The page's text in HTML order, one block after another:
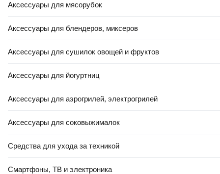
Аксессуары для мясорубок
Аксессуары для блендеров, миксеров
Аксессуары для сушилок овощей и фруктов
Аксессуары для йогуртниц
Аксессуары для аэрогрилей, электрогрилей
Аксессуары для соковыжималок
Средства для ухода за техникой
Смартфоны, ТВ и электроника